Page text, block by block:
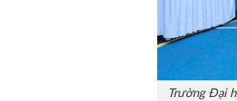
Trường Đại